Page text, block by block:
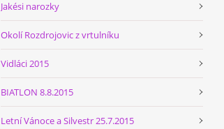
Jakési narozky
Okolí Rozdrojovic z vrtulníku
Vidláci 2015
BIATLON 8.8.2015
Letní Vánoce a Silvestr 25.7.2015